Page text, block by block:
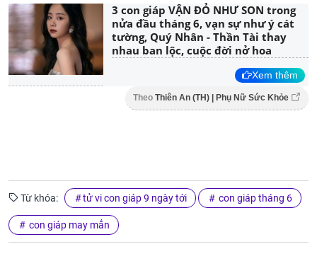
3 con giáp VẬN ĐỎ NHƯ SON trong
nửa đầu tháng 6, vạn sự như ý cát
tường, Quý Nhân - Thần Tài thay
nhau ban lộc, cuộc đời nở hoa
Xem thêm
Theo Thiên An (TH) | Phụ Nữ Sức Khỏe
Từ khóa: tử vi con giáp 9 ngày tới con giáp tháng 6
con giáp may mắn